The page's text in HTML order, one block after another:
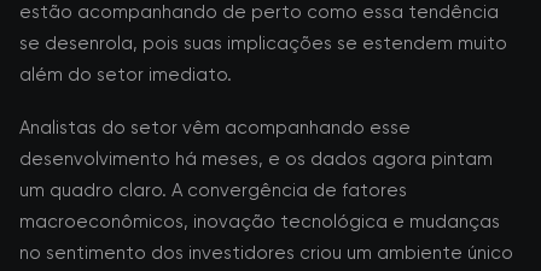
estão acompanhando de perto como essa tendência
se desenrola, pois suas implicações se estendem muito
além do setor imediato.
Analistas do setor vêm acompanhando esse
desenvolvimento há meses, e os dados agora pintam
um quadro claro. A convergência de fatores
macroeconômicos, inovação tecnológica e mudanças
no sentimento dos investidores criou um ambiente único